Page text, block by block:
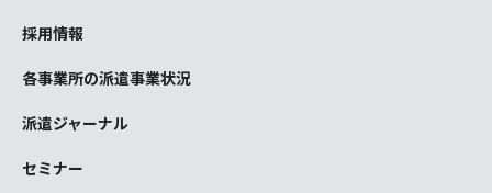
採用情報
各事業所の派遣事業状況
派遣ジャーナル
セミナー